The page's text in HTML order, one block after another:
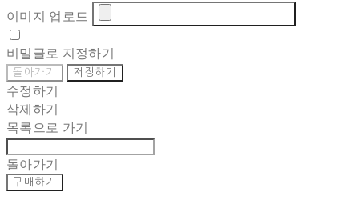
이미지 업로드
비밀글로 지정하기
돌아가기 저장하기
수정하기
삭제하기
목록으로 가기
돌아가기
구매하기